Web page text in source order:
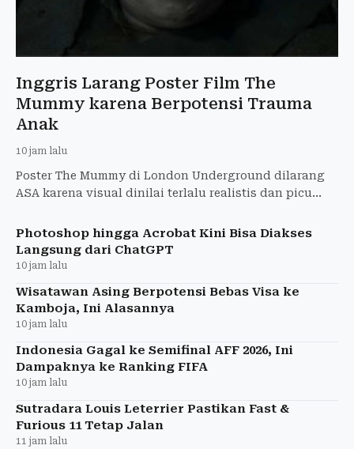
Inggris Larang Poster Film The
Mummy karena Berpotensi Trauma
Anak
10 jam lalu
Poster The Mummy di London Underground dilarang
ASA karena visual dinilai terlalu realistis dan picu
tarik iklan
Photoshop hingga Acrobat Kini Bisa Diakses
Langsung dari ChatGPT
10 jam lalu
Wisatawan Asing Berpotensi Bebas Visa ke
Kamboja, Ini Alasannya
10 jam lalu
Indonesia Gagal ke Semifinal AFF 2026, Ini
Dampaknya ke Ranking FIFA
10 jam lalu
Sutradara Louis Leterrier Pastikan Fast &
Furious 11 Tetap Jalan
11 jam lalu